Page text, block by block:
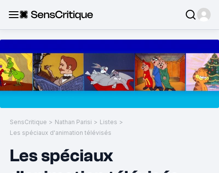
SensCritique > Nathan Parisi > Listes >
Les spéciaux d'animation télévisés
Les spéciaux